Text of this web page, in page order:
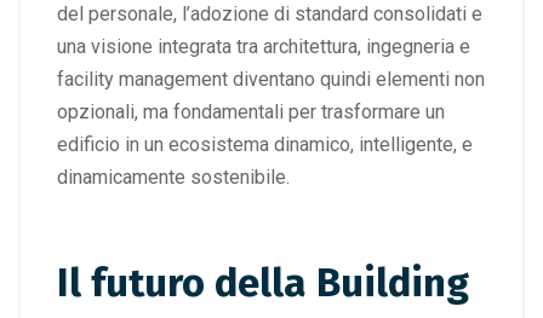
del personale, l’adozione di standard consolidati e
una visione integrata tra architettura, ingegneria e
facility management diventano quindi elementi non
opzionali, ma fondamentali per trasformare un
edificio in un ecosistema dinamico, intelligente, e
dinamicamente sostenibile.
Il futuro della Building